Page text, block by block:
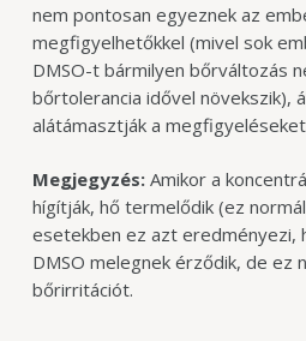
nem pontosan egyeznek az
megfigyelhetőkkel (mivel sok
DMSO-t bármilyen bőrváltozás
bőrtolerancia idővel növekszik),
alátámasztják a
Megjegyzés:Amikor a
hígítják, hő termelődik (ez
esetekben ez azt eredményezi,
DMSO melegnek érződik, de ez
bőrirritációt.